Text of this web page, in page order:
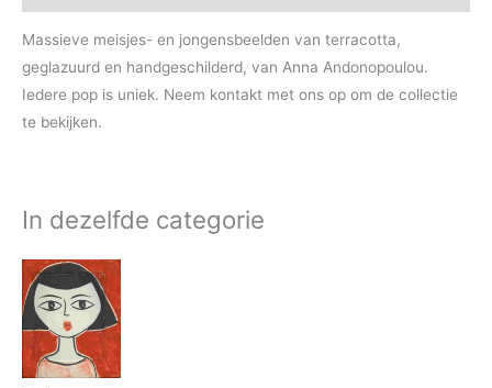
Massieve meisjes- en jongensbeelden van terracotta,
geglazuurd en handgeschilderd, van Anna Andonopoulou.
Iedere pop is uniek. Neem kontakt met ons op om de collectie
te bekijken.
In dezelfde categorie